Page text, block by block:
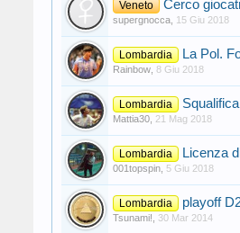
Veneto Cerco
supergnocca 15 Giu 2018
Lombardia La Pol.
Rainbow 8 Giu 2018
Lombardia
Mattia30 21 Mag 2018
Lombardia Licenza
001topspin 5 Giu 2018
Lombardia playoff
Tsunami! 30 Mar 2014